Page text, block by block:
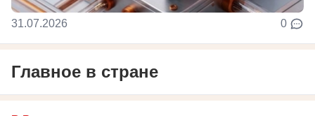
31.07.2026 0
Главное в стране